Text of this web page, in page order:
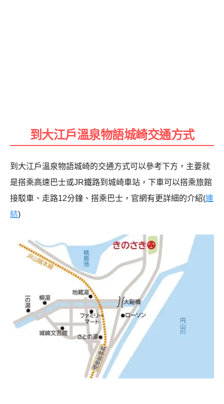
到大江戶溫泉物語城崎交通方式
到大江戶溫泉物語城崎的交通方式可以參考下方，主要就
是搭乘高速巴士或JR鐵路到城崎車站，下車可以搭乘旅館
接駁車、走路12分鐘、搭乘巴士，官網有更詳細的介紹(連
結)